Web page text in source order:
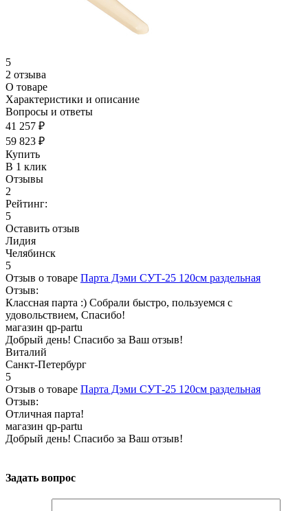
5
2 отзыва
О товаре
Характеристики и описание
Вопросы и ответы
41 257 ₽
59 823 ₽
Купить
В 1 клик
Отзывы
2
Рейтинг:
5
Оставить отзыв
Лидия
Челябинск
5
Отзыв о товаре Парта Дэми СУТ-25 120см раздельная
Отзыв:
Классная парта :) Собрали быстро, пользуемся с
удовольствием, Спасибо!
магазин qp-partu
Добрый день! Спасибо за Ваш отзыв!
Виталий
Санкт-Петербург
5
Отзыв о товаре Парта Дэми СУТ-25 120см раздельная
Отзыв:
Отличная парта!
магазин qp-partu
Добрый день! Спасибо за Ваш отзыв!
Задать вопрос